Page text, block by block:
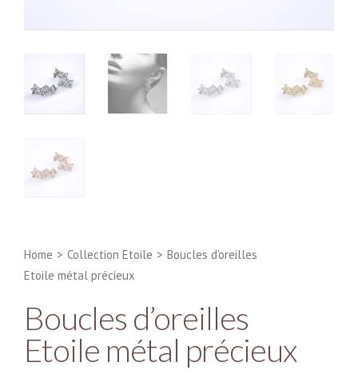
Home > Collection Etoile > Boucles d’oreilles
Etoile métal précieux
Boucles d’oreilles
Etoile métal précieux